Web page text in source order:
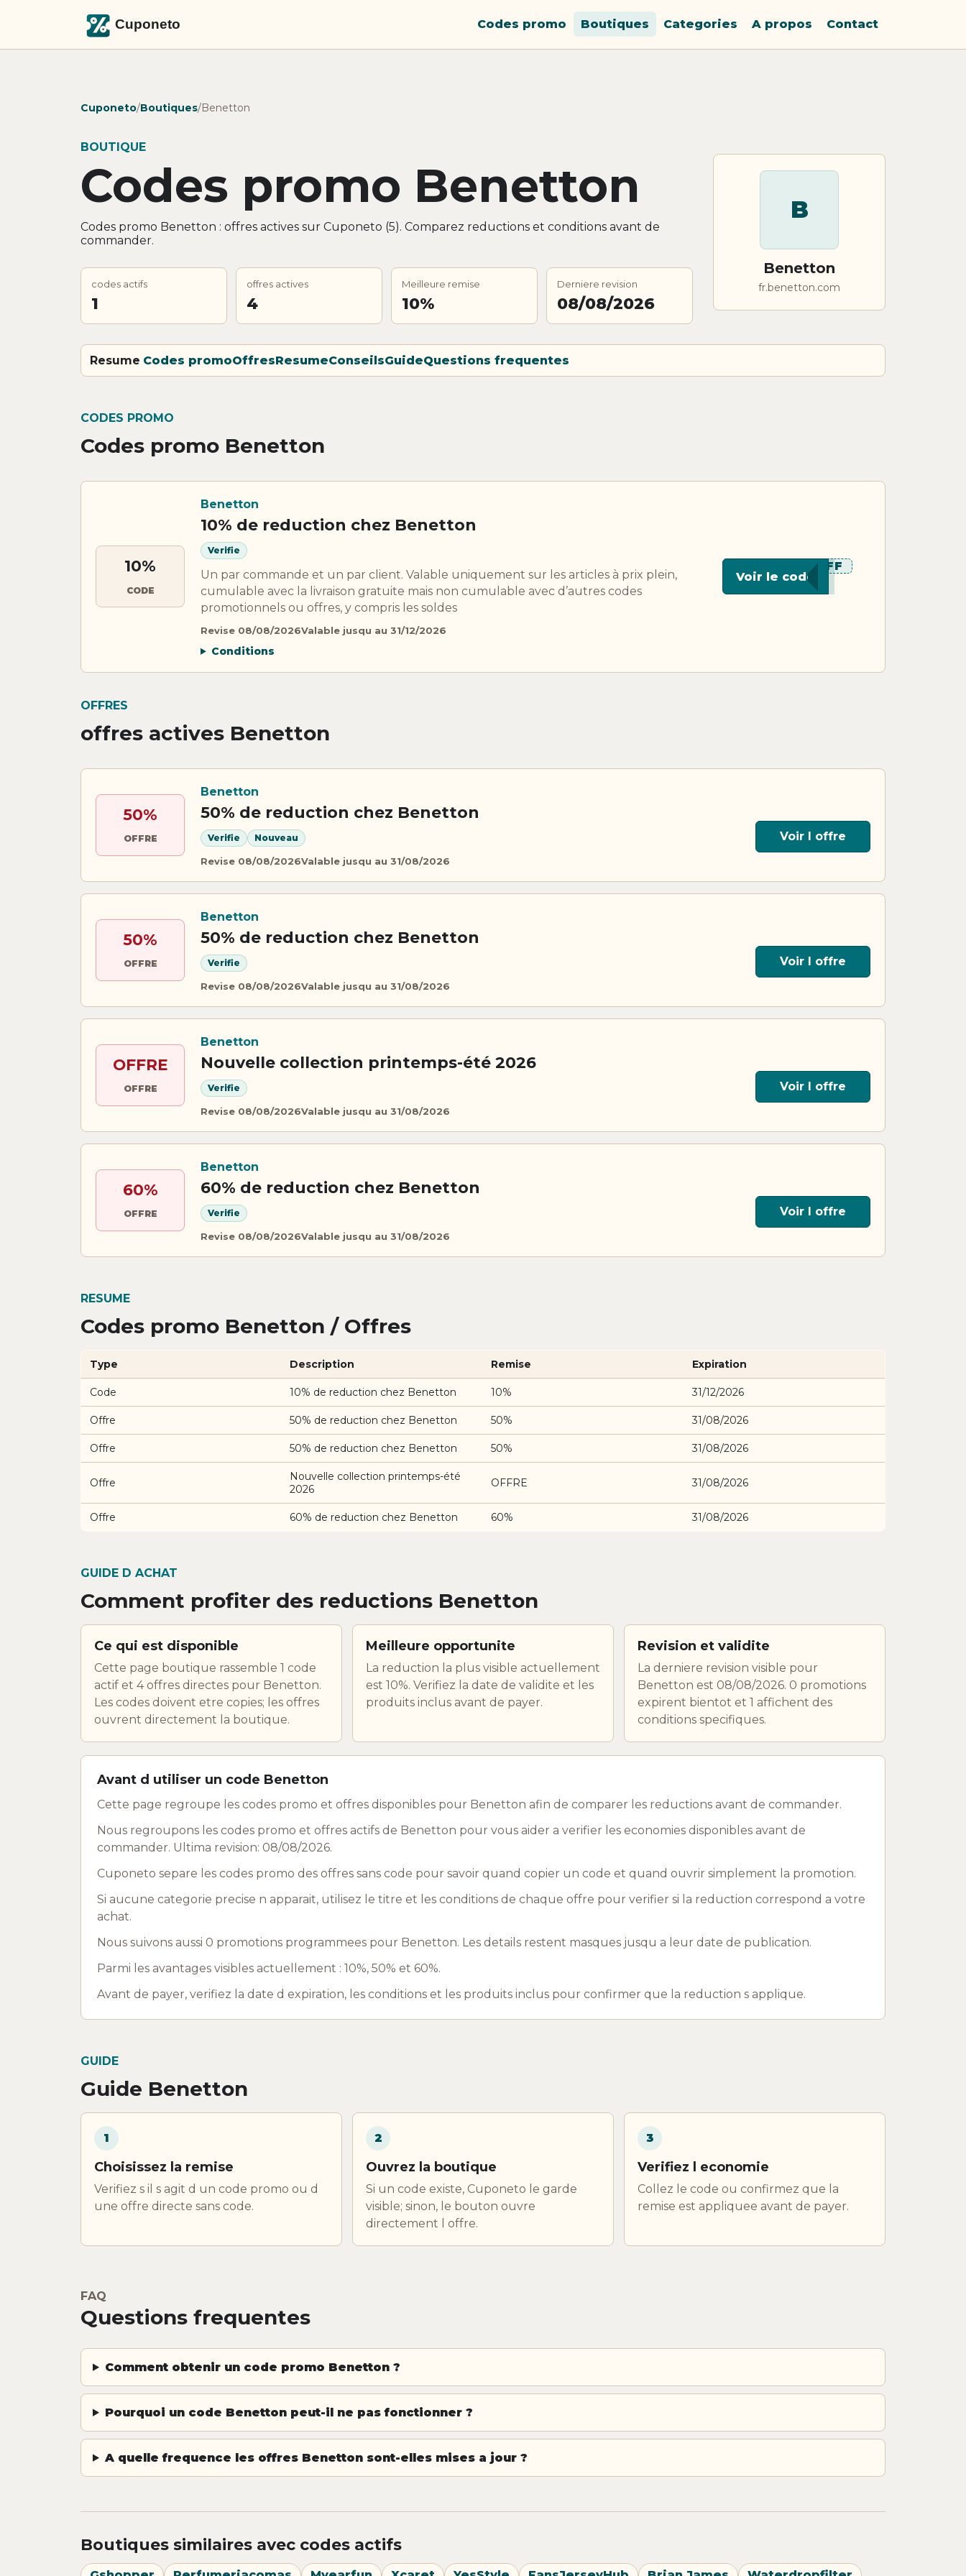
Codes promo Boutiques Categories A propos Contact
Cuponeto/Boutiques/Benetton
BOUTIQUE
Codes promo Benetton
Codes promo Benetton : offres actives sur Cuponeto (5). Comparez reductions et conditions avant de
commander.
codes actifs
1
offres actives
4
Meilleure remise
10%
Derniere revision
08/08/2026
B
Benetton
fr.benetton.com
Resume Codes promoOffresResumeConseilsGuideQuestions frequentes
CODES PROMO
Codes promo Benetton
10%
CODE
Benetton
10% de reduction chez Benetton
Verifie
Un par commande et un par client. Valable uniquement sur les articles à prix plein,
cumulable avec la livraison gratuite mais non cumulable avec d’autres codes
promotionnels ou offres, y compris les soldes
Revise 08/08/2026Valable jusqu au 31/12/2026
Conditions
*****AFF
Voir le code
OFFRES
offres actives Benetton
50%
OFFRE
Benetton
50% de reduction chez Benetton
Verifie Nouveau
Revise 08/08/2026Valable jusqu au 31/08/2026
Voir l offre
50%
OFFRE
Benetton
50% de reduction chez Benetton
Verifie
Revise 08/08/2026Valable jusqu au 31/08/2026
Voir l offre
OFFRE
OFFRE
Benetton
Nouvelle collection printemps-été 2026
Verifie
Revise 08/08/2026Valable jusqu au 31/08/2026
Voir l offre
60%
OFFRE
Benetton
60% de reduction chez Benetton
Verifie
Revise 08/08/2026Valable jusqu au 31/08/2026
Voir l offre
RESUME
Codes promo Benetton / Offres
Type Description Remise Expiration
Code 10% de reduction chez Benetton 10% 31/12/2026
Offre 50% de reduction chez Benetton 50% 31/08/2026
Offre 50% de reduction chez Benetton 50% 31/08/2026
Offre
Nouvelle collection printemps-été
2026
OFFRE 31/08/2026
Offre 60% de reduction chez Benetton 60% 31/08/2026
GUIDE D ACHAT
Comment profiter des reductions Benetton
Ce qui est disponible
Cette page boutique rassemble 1 code
actif et 4 offres directes pour Benetton.
Les codes doivent etre copies; les offres
ouvrent directement la boutique.
Meilleure opportunite
La reduction la plus visible actuellement
est 10%. Verifiez la date de validite et les
produits inclus avant de payer.
Revision et validite
La derniere revision visible pour
Benetton est 08/08/2026. 0 promotions
expirent bientot et 1 affichent des
conditions specifiques.
Avant d utiliser un code Benetton
Cette page regroupe les codes promo et offres disponibles pour Benetton afin de comparer les reductions avant de commander.
Nous regroupons les codes promo et offres actifs de Benetton pour vous aider a verifier les economies disponibles avant de
commander. Ultima revision: 08/08/2026.
Cuponeto separe les codes promo des offres sans code pour savoir quand copier un code et quand ouvrir simplement la promotion.
Si aucune categorie precise n apparait, utilisez le titre et les conditions de chaque offre pour verifier si la reduction correspond a votre
achat.
Nous suivons aussi 0 promotions programmees pour Benetton. Les details restent masques jusqu a leur date de publication.
Parmi les avantages visibles actuellement : 10%, 50% et 60%.
Avant de payer, verifiez la date d expiration, les conditions et les produits inclus pour confirmer que la reduction s applique.
GUIDE
Guide Benetton
1
Choisissez la remise
Verifiez s il s agit d un code promo ou d
une offre directe sans code.
2
Ouvrez la boutique
Si un code existe, Cuponeto le garde
visible; sinon, le bouton ouvre
directement l offre.
3
Verifiez l economie
Collez le code ou confirmez que la
remise est appliquee avant de payer.
FAQ
Questions frequentes
Comment obtenir un code promo Benetton ?
Pourquoi un code Benetton peut-il ne pas fonctionner ?
A quelle frequence les offres Benetton sont-elles mises a jour ?
Boutiques similaires avec codes actifs